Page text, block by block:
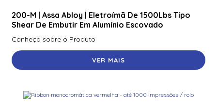
200-M | Assa Abloy | Eletroímã De 1500Lbs Tipo
Shear De Embutir Em Alumínio Escovado
Conheça sobre o Produto
VER MAIS